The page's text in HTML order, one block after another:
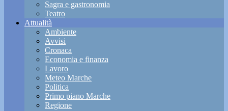
Sagra e gastronomia
Teatro
Attualità
Ambiente
Avvisi
Cronaca
Economia e finanza
Lavoro
Meteo Marche
Politica
Primo piano Marche
Regione